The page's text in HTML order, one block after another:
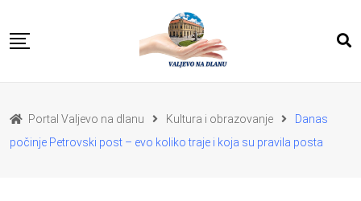
to
REGION
PRIVREDA
POLITIKA
EKOLOGIJA
Portal Valjevo na dlanu Kultura i obrazovanje
Danas
počinje Petrovski post – evo koliko traje i koja su pravila posta